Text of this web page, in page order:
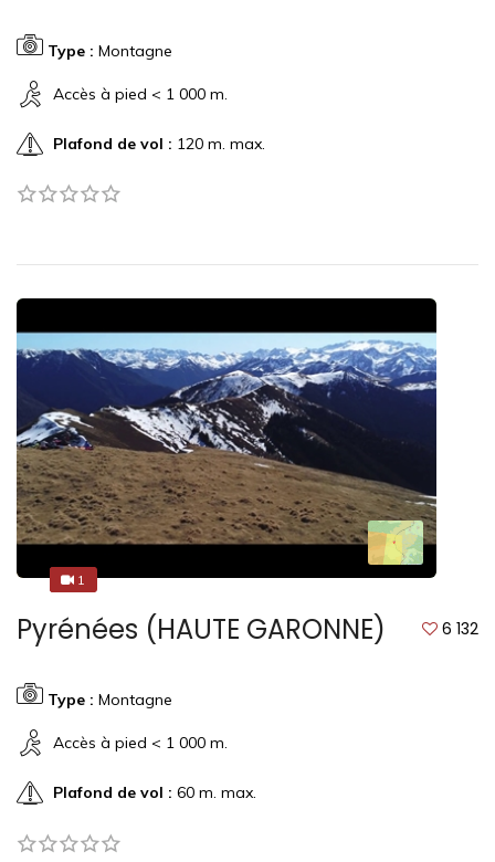
Type : Montagne
Accès à pied < 1 000 m.
Plafond de vol : 120 m. max.
1
1
Pyrénées (HAUTE GARONNE) 6 132
Type : Montagne
Accès à pied < 1 000 m.
Plafond de vol : 60 m. max.